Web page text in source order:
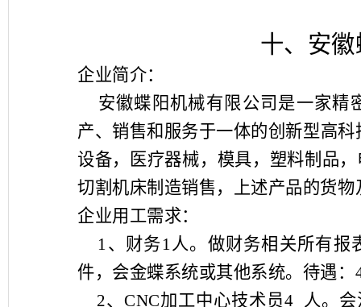
十、安
企业简介：
安徽蝶阳机械有限公司是一家精
产、销售和服务于一体的创新型高
设备，医疗器械，模具，塑料制品
切割机床制造销售，上述产品的货
企业用工需求：
1、财务1人。做财务相关所有报
件，会金蝶系统或其他系统。待遇：
2、 CNC加工中心技术员4 人。